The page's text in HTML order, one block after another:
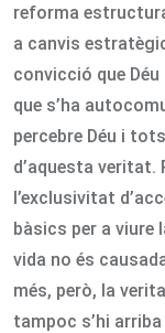
reforma
a canvis
convicció que
que s’ha
percebre Déu i
d’aquesta veritat.
l’exclusivitat
bàsics per a viure
vida no és
més, però, la
tampoc s’hi